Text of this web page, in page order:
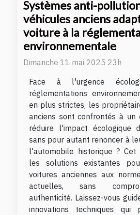
Systèmes anti-
véhicules anciens
voiture à la
environnementale
Dimanche 11 mai 2025 23h
Face à l'urgence
réglementations
en plus strictes, les
anciens sont confrontés à un
réduire l'impact écologique
sans pour autant renoncer à
l'automobile historique ?
les solutions existantes
voitures anciennes aux
actuelles, sans
authenticité. Laissez-vous
innovations techniques qui